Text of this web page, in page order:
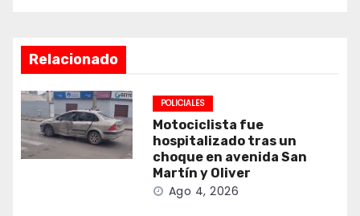
Relacionado
POLICIALES
Motociclista fue
hospitalizado tras un
choque en avenida San
Martín y Oliver
Ago 4, 2026